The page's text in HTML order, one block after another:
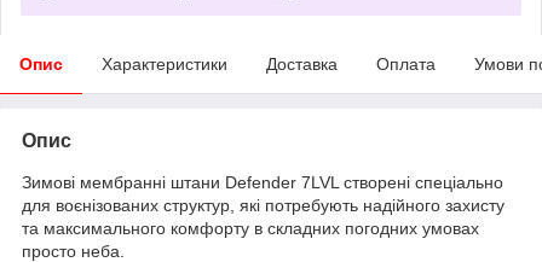
Опис Характеристики Доставка Оплата Умови
Опис
Зимові мембранні штани Defender 7LVL створені спеціально
для воєнізованих структур, які потребують надійного захисту
та максимального комфорту в складних погодних умовах
просто неба.